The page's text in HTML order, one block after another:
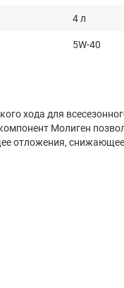
4 л
5W-40
хода для
Молиген
отложения,